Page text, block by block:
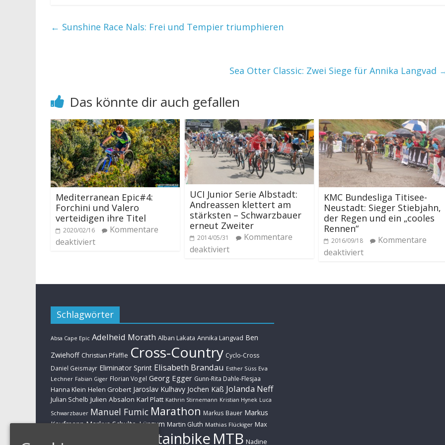
← Sunshine Race Nals: Frei und Tempier triumphieren
Sea Otter Classic: Zwei Siege für Annika Langvad
Das könnte dir auch gefallen
Mediterranean Epic#4:
Forchini und Valero
verteidigen ihre Titel
2020/02/16
Kommentare
deaktiviert
UCI Junior Serie Albstadt:
Andreassen klettert am
stärksten – Schwarzbauer
erneut Zweiter
2014/05/31
Kommentare
deaktiviert
KMC Bundesliga Titisee-
Neustadt: Sieger Stiebjahn,
der Regen und ein „cooles
Rennen“
2016/09/18
Kommentare
deaktiviert
Schlagwörter
Absa Cape Epic Adelheid Morath Alban Lakata Annika Langvad Ben
Zwiehoff Christian Pfäffle Cross-Country Cyclo-Cross
Daniel Geismayr Eliminator Sprint Elisabeth Brandau Esther Süss Eva
Lechner Fabian Giger Florian Vogel Georg Egger Gunn-Rita Dahle-Flesjaa
Hanna Klein Helen Grobert Jaroslav Kulhavy Jochen Käß Jolanda Neff
Julian Schelb Julien Absalon Karl Platt Kathrin Stirnemann Kristian Hynek Luca
Schwarzbauer Manuel Fumic Marathon Markus Bauer Markus
Kaufmann Markus Schulte-Lünzum Martin Gluth Mathias Flückiger Max
Brandl
Mountainbike MTB Nadine